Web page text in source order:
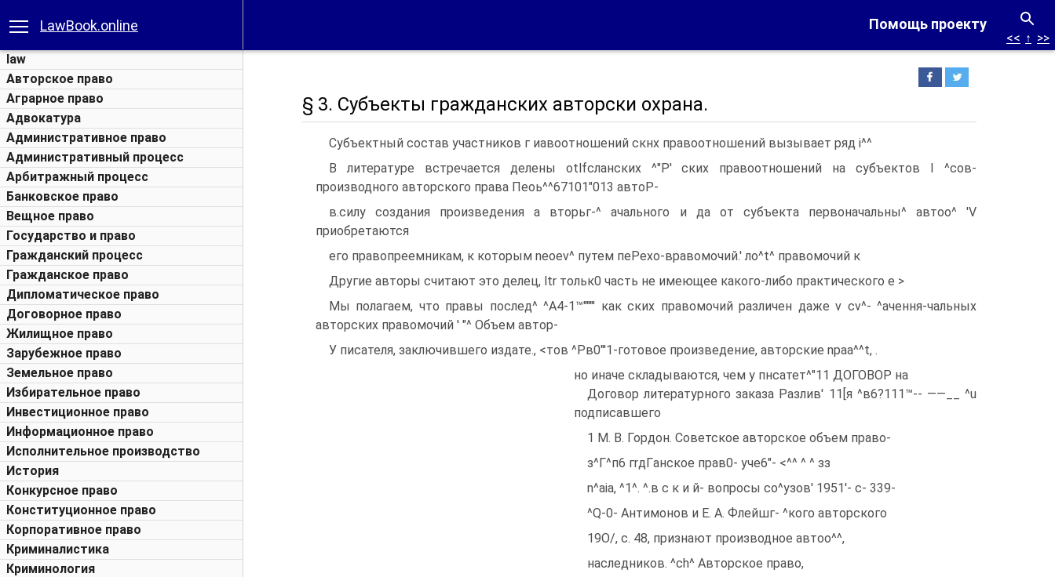
Помощь проекту
LawBook.online
law
Авторское право
Аграрное право
Адвокатура
Административное право
Административный процесс
Арбитражный процесс
Банковское право
Вещное право
Государство и право
Гражданский процесс
Гражданское право
Дипломатическое право
Договорное право
Жилищное право
Зарубежное право
Земельное право
Избирательное право
Инвестиционное право
Информационное право
Исполнительное производство
История
Конкурсное право
Конституционное право
Корпоративное право
Криминалистика
Криминология
<< ↑ >>
§ 3. Субъекты гражданских авторски охрана.
Субъектный состав участников г иавоотношений скнх правоотношений вызывает ряд i^^
В литературе встречается делены otlfcлaнcкиx ^"Р' ских правоотношений на субъектов I ^сов-
производного авторского права Пеоь^^67101"013 aвтoP-
в.силу создания произведения а вторьг-^ ачального и да от субъекта первоначальны^ автоо^ 'V
приобретаются
его правопреемникам, к которым neoev^ путем пePexo-вравомочий.' лo^t^ правомочий к
Другие авторы считают это делец, ltr тольк0 часть не имеющее какого-либо практического е >
Мы полагаем, что правы послед^ ^А4-1™"""' как ских правомочий различен даже v cv^- ^ачення-чальных
авторских правомочий ' "^ Объем автор-
У писателя, заключившего издате., <тов ^Рв0"'1-готовое произведение, авторские npaa^^t, .
но иначе складываются, чем у пнсатет^"11 ДOГОBOP на
Договор литературного заказа Разлив' 11[я ^в6?111™-- ——__ ^u
подписавшего
1 М. В. Гордон. Советское авторское объем право-
з^Г^п6 гrдГaнcкoe прав0- уче6"- <^^ ^ ^ зз
n^aia, ^1^. ^.в с к и й- вопросы co^yзoв' 1951'- с- 339-
^Q-0- Антимонов и Е. А. Флейшг- ^кого авторского
19O/, с. 48, признают производное автоо^^,
наследников. ^ch^ Авторское право,